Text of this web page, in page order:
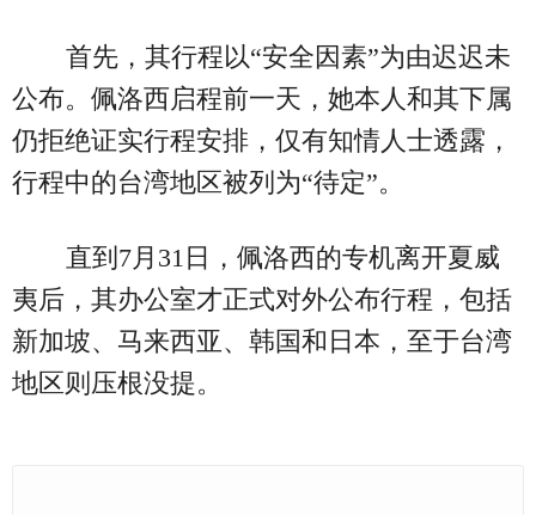
首先，其行程以“安全因素”为由迟迟未
公布。佩洛西启程前一天，她本人和其下属
仍拒绝证实行程安排，仅有知情人士透露，
行程中的台湾地区被列为“待定”。
直到7月31日，佩洛西的专机离开夏威
夷后，其办公室才正式对外公布行程，包括
新加坡、马来西亚、韩国和日本，至于台湾
地区则压根没提。